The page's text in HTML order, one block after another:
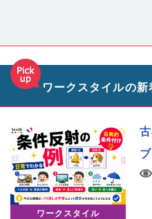
ワークスタイルの新
ワークスタイル